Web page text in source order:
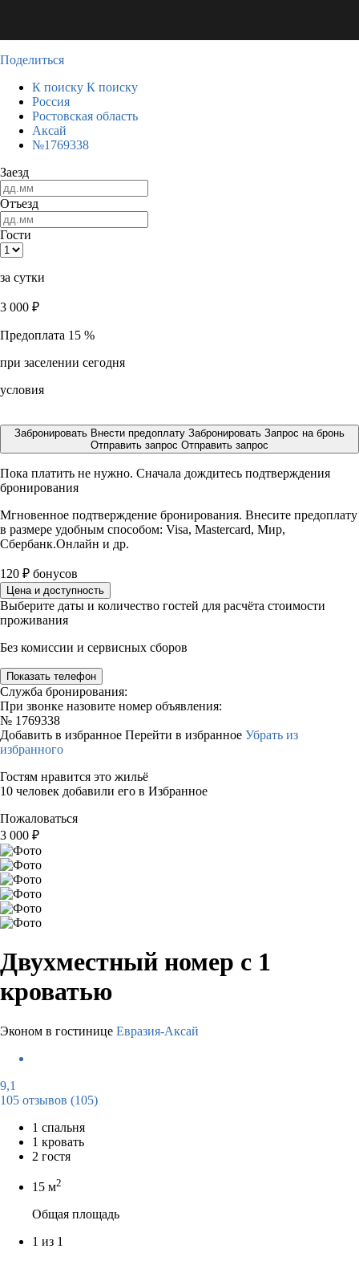
Поделиться
К поиску К поиску
Россия
Ростовская область
Аксай
№1769338
Заезд
Отъезд
Гости
за сутки
3 000 ₽
Предоплата 15 %
при заселении сегодня
условия
Забронировать Внести предоплату Забронировать Запрос на бронь
Отправить запрос Отправить запрос
Пока платить не нужно. Сначала дождитесь подтверждения
бронирования
Мгновенное подтверждение бронирования. Внесите предоплату
в размере удобным способом: Visa, Mastercard, Мир,
Сбербанк.Онлайн и др.
120 ₽ бонусов
Цена и доступность
Выберите даты и количество гостей для расчёта стоимости
проживания
Без комиссии и сервисных сборов
Показать телефон
Служба бронирования:
При звонке назовите номер объявления:
№ 1769338
Добавить в избранное Перейти в избранное Убрать из
избранного
Гостям нравится это жильё
10 человек добавили его в Избранное
Пожаловаться
3 000 ₽
Двухместный номер с 1
кроватью
Эконом в гостинице Евразия-Аксай
9,1
105 отзывов (105)
1 спальня
1 кровать
2 гостя
15 м2
Общая площадь
1 из 1